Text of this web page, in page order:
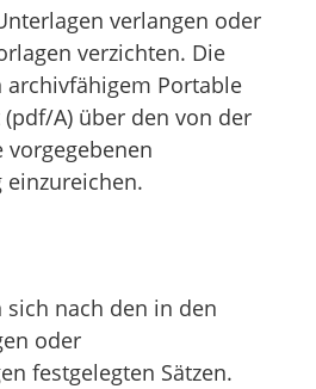
verlangen oder
verzichten. Die
Portable
A) über den von der
vorgegebenen
nach den in den
oder
festgelegten Sätzen.